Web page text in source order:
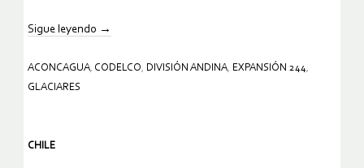
Sigue leyendo →
ACONCAGUA, CODELCO, DIVISIÓN ANDINA, EXPANSIÓN 244,
GLACIARES
CHILE